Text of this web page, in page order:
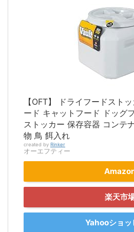
【OFT】 ドライフードスト
ード キャットフード ドッグ
ストッカー 保存容器 コンテ
物 鳥 餌入れ
created by Rinker
オーエフティー
楽天市
Yahooショッ